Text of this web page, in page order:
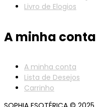
Livro de Elogios
A minha conta
A minha conta
Lista de Desejos
Carrinho